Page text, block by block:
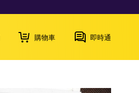
購物車 即時通